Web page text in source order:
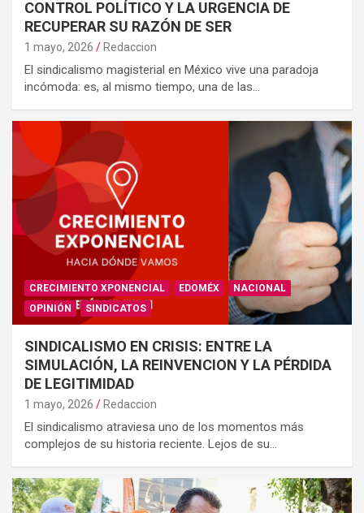
CONTROL POLÍTICO Y LA URGENCIA DE
RECUPERAR SU RAZÓN DE SER
1 mayo, 2026 Redaccion
El sindicalismo magisterial en México vive una paradoja
incómoda: es, al mismo tiempo, una de las…
CRECIMIENTO XPONENCIAL EDOMÉX
NACIONAL
OPINIÓN
SINDICATOS
SINDICALISMO EN CRISIS: ENTRE LA
SIMULACIÓN, LA REINVENCION Y LA PÉRDIDA
DE LEGITIMIDAD
1 mayo, 2026 Redaccion
El sindicalismo atraviesa uno de los momentos más
complejos de su historia reciente. Lejos de su…